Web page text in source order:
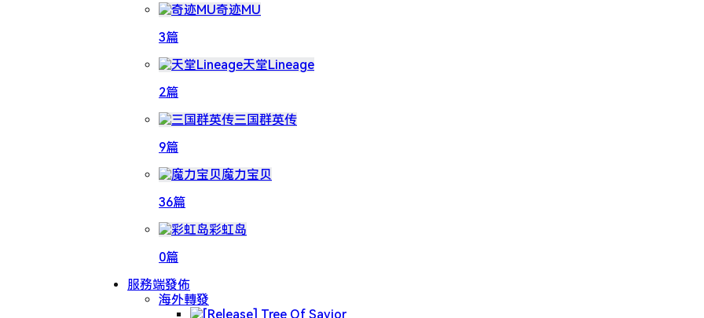
奇迹MU
3篇
天堂Lineage
2篇
三国群英传
9篇
魔力宝贝
36篇
彩虹岛
0篇
服務端發佈
海外轉發